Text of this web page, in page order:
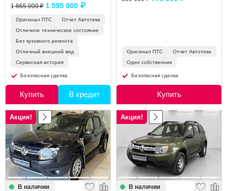
1 865 000 ₽ 1 595 000 ₽
Оригинал ПТС
Отчет Автотеки
Отличное техническое состояние
Без кузовного ремонта
Отличный внешний вид
Сервисная история
Безопасная сделка
Купить В кредит
Оригинал ПТС
Отчет Автотеки
Один собственник
Безопасная сделка
Купить
Акция!
В наличии
Акция!
В наличии